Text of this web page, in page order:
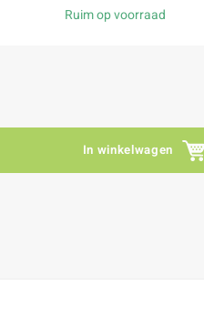
Ruim op voorraad
In winkelwagen